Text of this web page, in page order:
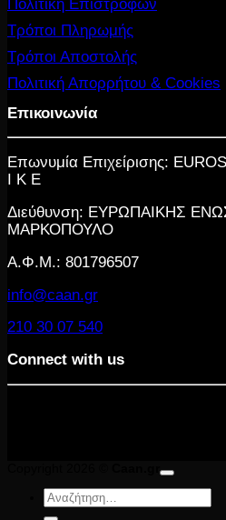
Πολιτική Επιστροφών
Τρόποι Πληρωμής
Τρόποι Αποστολής
Πολιτική Απορρήτου & Cookies
Επικοινωνία
Επωνυμία Επιχείρισης:
Ι Κ Ε
Διεύθυνση: ΕΥΡΩΠΑΙΚΗΣ
ΜΑΡΚΟΠΟΥΛΟ
Α.Φ.Μ.: 801796507
info@caan.gr
210 30 07 540
Connect with us
Αναζήτηση
για: